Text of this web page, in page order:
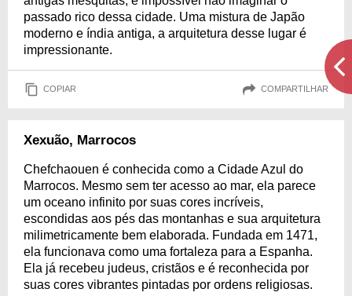
passado rico dessa cidade. Uma mistura de Japão
moderno e índia antiga, a arquitetura desse lugar é
impressionante.
COPIAR COMPARTILHAR
Xexuão, Marrocos
Chefchaouen é conhecida como a Cidade Azul do
Marrocos. Mesmo sem ter acesso ao mar, ela parece
um oceano infinito por suas cores incríveis,
escondidas aos pés das montanhas e sua arquitetura
milimetricamente bem elaborada. Fundada em 1471,
ela funcionava como uma fortaleza para a Espanha.
Ela já recebeu judeus, cristãos e é reconhecida por
suas cores vibrantes pintadas por ordens religiosas.